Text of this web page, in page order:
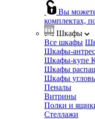
Вы
комплектах,
Шкафы
Все шкафы
Шкафы-
Шкафы-купе
Шкафы
Шкафы
Пеналы
Витрины
Полки и
Стеллажи